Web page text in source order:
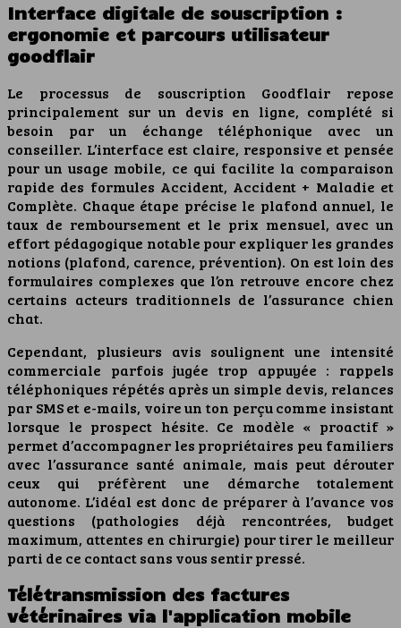
Interface digitale de souscription :
ergonomie et parcours utilisateur
goodflair
Le processus de souscription Goodflair repose
principalement sur un devis en ligne, complété si
besoin par un échange téléphonique avec un
conseiller. L’interface est claire, responsive et pensée
pour un usage mobile, ce qui facilite la comparaison
rapide des formules Accident, Accident + Maladie et
Complète. Chaque étape précise le plafond annuel, le
taux de remboursement et le prix mensuel, avec un
effort pédagogique notable pour expliquer les grandes
notions (plafond, carence, prévention). On est loin des
formulaires complexes que l’on retrouve encore chez
certains acteurs traditionnels de l’assurance chien
chat.
Cependant, plusieurs avis soulignent une intensité
commerciale parfois jugée trop appuyée : rappels
téléphoniques répétés après un simple devis, relances
par SMS et e-mails, voire un ton perçu comme insistant
lorsque le prospect hésite. Ce modèle « proactif »
permet d’accompagner les propriétaires peu familiers
avec l’assurance santé animale, mais peut dérouter
ceux qui préfèrent une démarche totalement
autonome. L’idéal est donc de préparer à l’avance vos
questions (pathologies déjà rencontrées, budget
maximum, attentes en chirurgie) pour tirer le meilleur
parti de ce contact sans vous sentir pressé.
Télétransmission des factures
vétérinaires via l'application mobile